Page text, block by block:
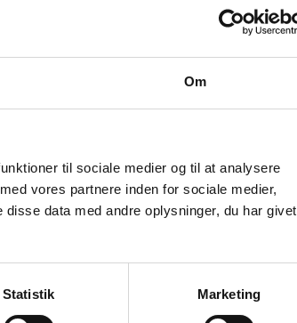
Om
til sociale medier og til at analysere
vores partnere inden for sociale medier,
data med andre oplysninger, du har givet
Statistik Marketing